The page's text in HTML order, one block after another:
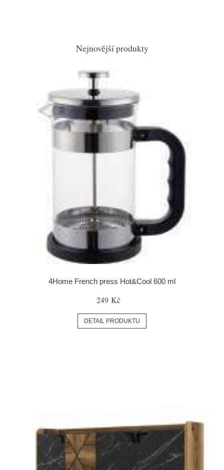
Nejnovější produkty
4Home French press Hot&Cool 600 ml
249 Kč
DETAIL PRODUKTU